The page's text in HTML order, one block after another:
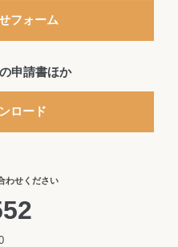
フォーム
申請書ほか
ロード
わせください